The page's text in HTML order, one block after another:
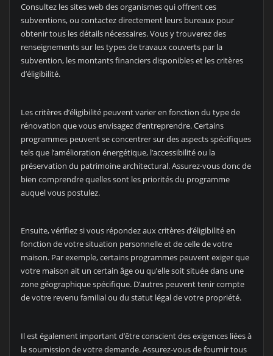
Consultez les sites web des organismes qui offrent ces
subventions, ou contactez directement leurs bureaux pour
obtenir tous les détails nécessaires. Vous y trouverez des
renseignements sur les types de travaux couverts par la
subvention, les montants financiers disponibles et les critères
d’éligibilité.
Les critères d’éligibilité peuvent varier en fonction du type de
rénovation que vous envisagez d’entreprendre. Certains
programmes peuvent se concentrer sur des aspects spécifiques
tels que l’amélioration énergétique, l’accessibilité ou la
préservation du patrimoine architectural. Assurez-vous donc de
bien comprendre quelles sont les priorités du programme
auquel vous postulez.
Ensuite, vérifiez si vous répondez aux critères d’éligibilité en
fonction de votre situation personnelle et de celle de votre
maison. Par exemple, certains programmes peuvent exiger que
votre maison ait un certain âge ou qu’elle soit située dans une
zone géographique spécifique. D’autres peuvent tenir compte
de votre revenu familial ou du statut légal de votre propriété.
Il est également important d’être conscient des exigences liées à
la soumission de votre demande. Assurez-vous de fournir tous